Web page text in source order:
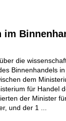
im
die
Binnenhandels
dem
für Handel
der Minister
und der 1 ...